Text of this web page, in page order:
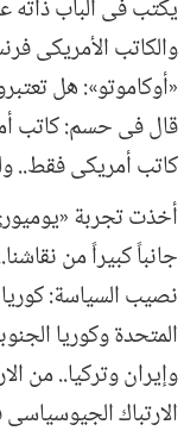
يكتب فى الباب ذاته
والكاتب الأمريكى
«أوكاموتو»: هل
قال فى حسم: كاتب
كاتب أمريكى فقط..
أخذت تجربة
جانباً كبيراً من
نصيب السياسة: كوريا
المتحدة وكوريا
وإيران وتركيا.. من
الارتباك